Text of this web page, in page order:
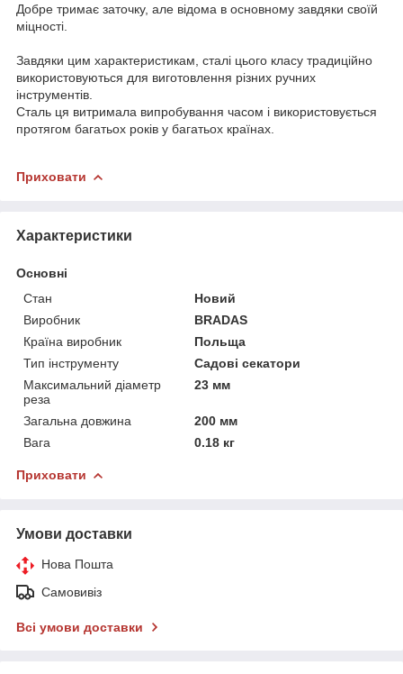
Добре тримає заточку, але відома в основному завдяки своїй
міцності.
Завдяки цим характеристикам, сталі цього класу традиційно
використовуються для виготовлення різних ручних
інструментів.
Сталь ця витримала випробування часом і використовується
протягом багатьох років у багатьох країнах.
Приховати
Характеристики
Основні
Стан
Новий
Виробник
BRADAS
Країна виробник
Польща
Тип інструменту
Садові секатори
Максимальний діаметр
реза
23 мм
Загальна довжина
200 мм
Вага
0.18 кг
Приховати
Умови доставки
Нова Пошта
Самовивіз
Всі умови доставки